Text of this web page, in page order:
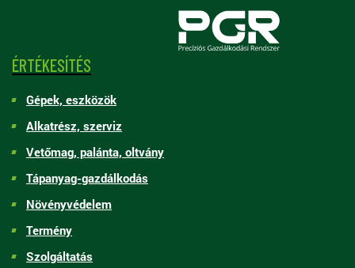
ÉRTÉKESÍTÉS
Gépek, eszközök
Alkatrész, szerviz
Vetőmag, palánta, oltvány
Tápanyag-gazdálkodás
Növényvédelem
Termény
Szolgáltatás